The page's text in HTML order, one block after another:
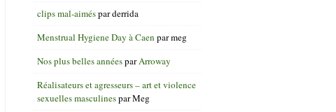
clips mal-aimésparderrida
Menstrual Hygiene Day à Caen parmeg
Nos plus belles annéesparArroway
Réalisateurs et agresseurs – art et violence
sexuelles masculinesparMeg